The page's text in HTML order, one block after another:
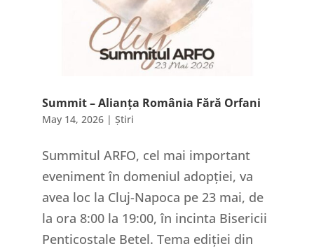
Summit – Alianța România Fără Orfani
May 14, 2026| Știri
Summitul ARFO, cel mai important
eveniment în domeniul adopției, va
avea loc la Cluj-Napoca pe 23 mai, de
la ora 8:00 la 19:00, în incinta Bisericii
Penticostale Betel. Tema ediției din